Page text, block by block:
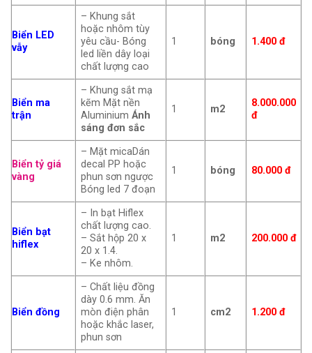
Biển LED
vẫy
– Khung sắt
hoặc nhôm tùy
yêu cầu- Bóng
led liền dây loại
chất lượng cao
1 bóng 1.400 đ
Biển ma
trận
– Khung sắt mạ
kẽm Mặt nền
AluminiumÁnh
sáng đơn sắc
1 m2
8.000.000
đ
Biển tỷ giá
vàng
– Mặt micaDán
decal PP hoặc
phun sơn ngược
Bóng led 7 đoạn
1 bóng 80.000 đ
Biển bạt
hiflex
– In bạt Hiflex
chất lượng cao.
– Sắt hộp 20 x
20 x 1.4.
– Ke nhôm.
1 m2 200.000 đ
Biển đồng
– Chất liệu đồng
dày 0.6 mm. Ăn
mòn điện phân
hoặc khắc laser,
phun sơn
1 cm2 1.200 đ